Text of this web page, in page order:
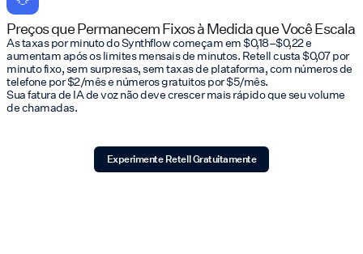
Preços que Permanecem Fixos à Medida que Você Escala
As taxas por minuto do Synthflow começam em $0,18–$0,22 e
aumentam após os limites mensais de minutos. Retell custa $0,07 por
minuto fixo, sem surpresas, sem taxas de plataforma, com números de
telefone por $2/mês e números gratuitos por $5/mês.
Sua fatura de IA de voz não deve crescer mais rápido que seu volume
de chamadas.
Experimente Retell Gratuitamente